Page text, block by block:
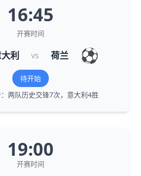
16:45
开赛时间
利 vs 荷兰 ⚽
待开始
两队历史交锋7次，意大利4胜
19:00
开赛时间